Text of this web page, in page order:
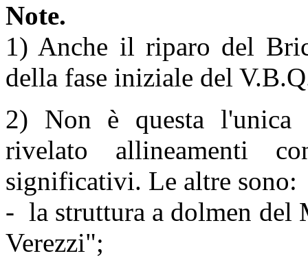
Note.
1) Anche il riparo del
della fase iniziale del
2) Non è questa l'unica
rivelato allineamenti
significativi. Le altre sono:
- la struttura a dolmen del
Verezzi";